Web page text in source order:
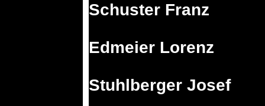
Schuster Franz
Edmeier Lorenz
Stuhlberger Josef